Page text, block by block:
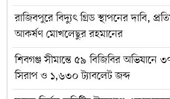
রাজিবপুরে বিদ্যুৎ গ্রিড স্থাপনের দাবি,
আকর্ষণ মোখলেছুর রহমানের
শিবগঞ্জ সীমান্তে ৫৯ বিজিবির অভিযানে
সিরাপ ও ১,৬৩০ ট্যাবলেট জব্দ